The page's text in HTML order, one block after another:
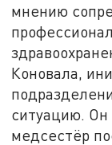
мнению
Коновала,
ситуацию. Он
медсестёр